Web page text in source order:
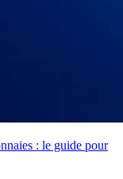
: le guide pour